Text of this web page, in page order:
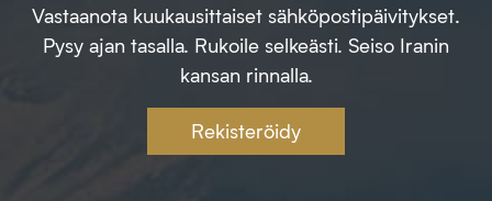
Vastaanota kuukausittaiset sähköpostipäivitykset.
Pysy ajan tasalla. Rukoile selkeästi. Seiso Iranin
kansan rinnalla.
Rekisteröidy